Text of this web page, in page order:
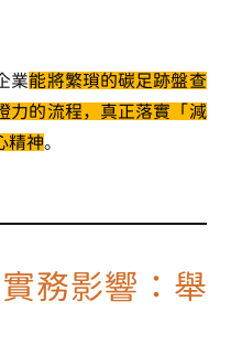
業能將繁瑣的碳足跡盤查
力的流程，真正落實「減
精神。
務影響：舉